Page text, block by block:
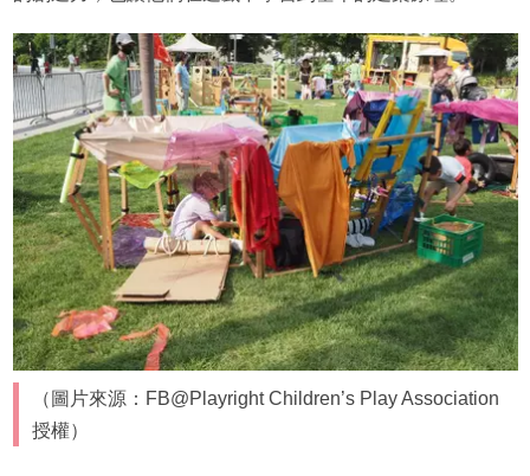
（圖片來源：FB@Playright Children’s Play Association
授權）